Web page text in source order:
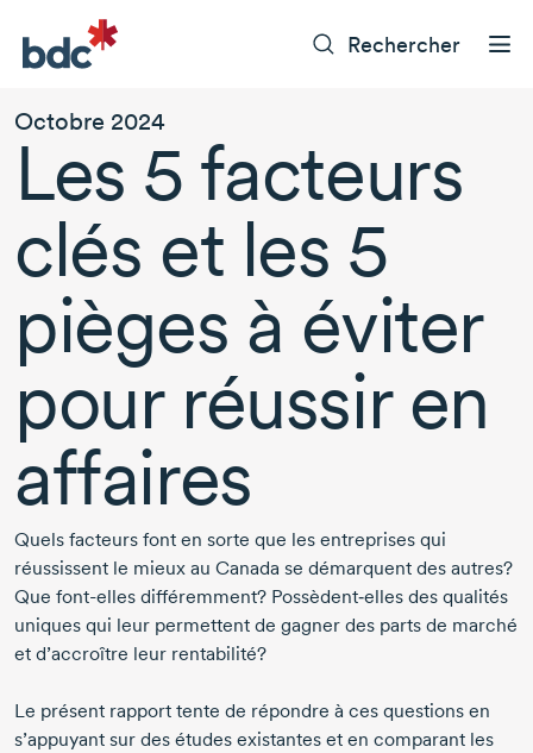
Rechercher
Octobre 2024
Les 5 facteurs
clés et les 5
pièges à éviter
pour réussir en
affaires
Quels facteurs font en sorte que les entreprises qui
réussissent le mieux au Canada se démarquent des autres?
Que font-elles différemment? Possèdent‑elles des qualités
uniques qui leur permettent de gagner des parts de marché
et d’accroître leur rentabilité?
Le présent rapport tente de répondre à ces questions en
s’appuyant sur des études existantes et en comparant les